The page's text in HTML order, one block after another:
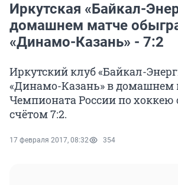
Иркутская «Байкал-
домашнем матче
«Динамо-Казань» - 7:2
Иркутский клуб «Байкал-
«Динамо-Казань» в домашнем
Чемпионата России по хоккею
счётом 7:2.
17 февраля 2017, 08:32 354